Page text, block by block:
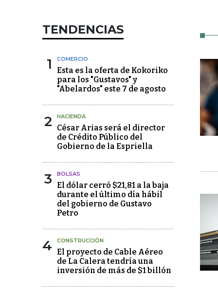
TENDENCIAS
1 COMERCIO
Esta es la oferta de Kokoriko
para los "Gustavos" y
"Abelardos" este 7 de agosto
2 HACIENDA
César Arias será el director
de Crédito Público del
Gobierno de la Espriella
3 BOLSAS
El dólar cerró $21,81 a la baja
durante el último día hábil
del gobierno de Gustavo
Petro
4 CONSTRUCCIÓN
El proyecto de Cable Aéreo
de La Calera tendría una
inversión de más de $1 billón